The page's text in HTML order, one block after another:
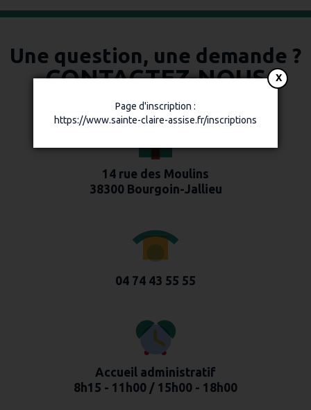
Une question, une demande ?
CONTACTEZ-NOUS
14 rue des Moulins
38300 Bourgoin-Jallieu
04 74 43 55 55
Accueil administratif
8h15 - 11h00 / 15h00 - 18h00
Page d'inscription :
https://www.sainte-claire-assise.fr/inscriptions